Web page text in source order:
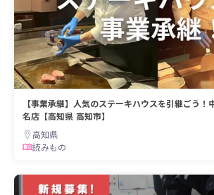
【事業承継】人気のステーキハウスを引継ごう！
名店【高知県 高知市】
高知県
読みもの